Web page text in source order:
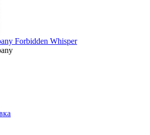
Forbidden Whisper